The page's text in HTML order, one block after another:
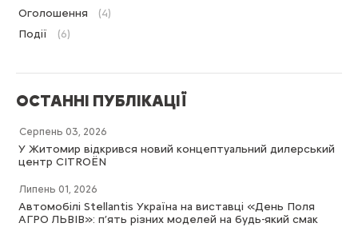
Оголошення
(4)
Події
(6)
ОСТАННІ ПУБЛІКАЦІЇ
Серпень 03, 2026
У Житомир відкрився новий концептуальний дилерський
центр CITROËN
Липень 01, 2026
Автомобілі Stellantis Україна на виставці «День Поля
АГРО ЛЬВІВ»: п’ять різних моделей на будь-який смак